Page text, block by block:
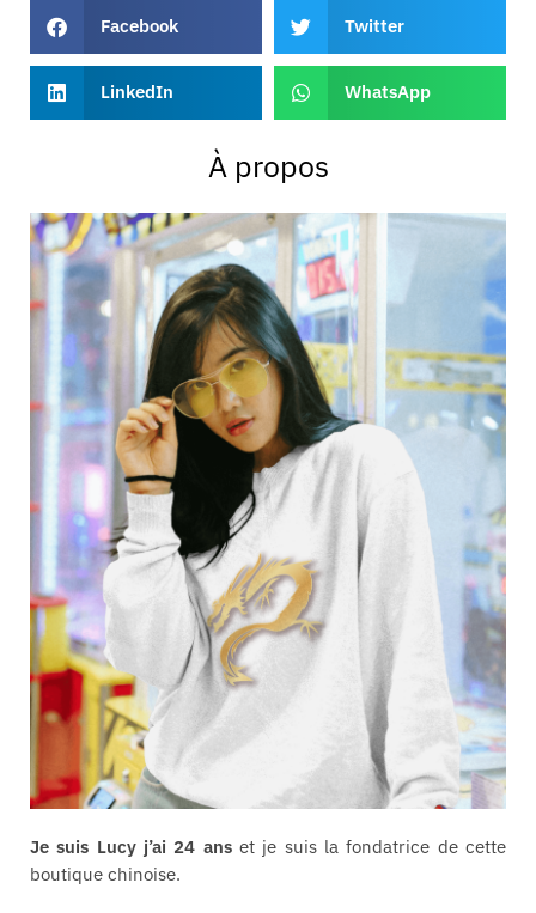
Facebook Twitter
LinkedIn WhatsApp
À propos
Je suis Lucy j’ai 24 anset je suis la fondatrice de cette
boutique chinoise.